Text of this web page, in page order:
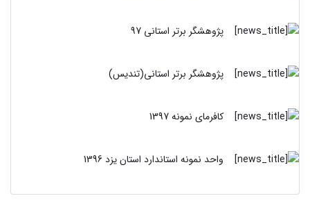
پژوهشگر برتر استانی 97
پژوهشگر برتر استانی(تندیس)
کافرمای نمونه 1397
واحد نمونه استاندارد استان یزد 1396